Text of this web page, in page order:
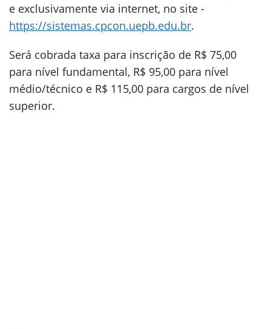
e exclusivamente via internet, no site -
https://sistemas.cpcon.uepb.edu.br.
Será cobrada taxa para inscrição de R$ 75,00
para nível fundamental, R$ 95,00 para nível
médio/técnico e R$ 115,00 para cargos de nível
superior.